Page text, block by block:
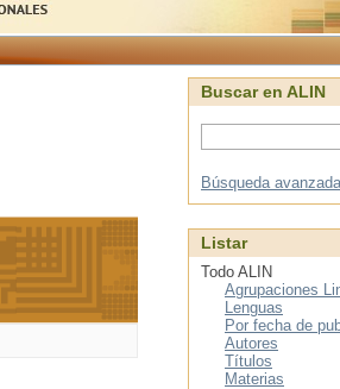
Buscar en ALIN
Búsqueda avanzada
Listar
Todo ALIN
Agrupaciones
Lenguas
Por fecha de
Autores
Títulos
Materias